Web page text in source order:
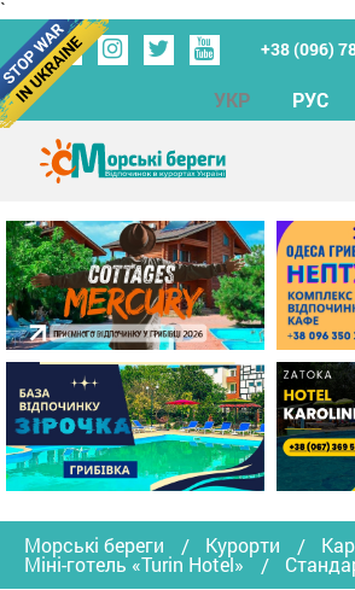
`
+38 (096)
УКР РУС
Морські береги Курорти
Міні-готель «Turin Hotel»